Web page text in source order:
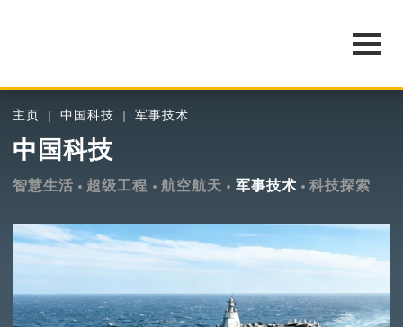
主页 中国科技 军事技术
中国科技
智慧生活 超级工程 航空航天 军事技术 科技探索